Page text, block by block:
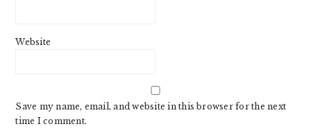
Website
Save my name, email, and website in this browser for the next
time I comment.